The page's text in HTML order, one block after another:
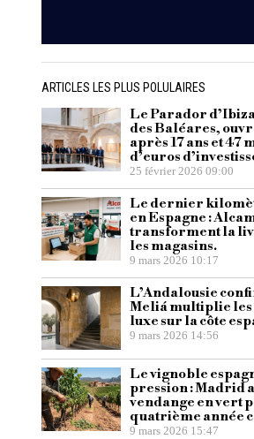
ARTICLES LES PLUS POLULAIRES
Le Parador
des Baléares,
après 17 ans et 47
d’euros
25 février 2026 09:00
Le dernier
en Espagne :
transforment la
les magasins.
9 mars 2026 10:17
L’Andalousie
Meliá multiplie les
luxe sur la côte
9 mars 2026 14:56
Le vignoble
pression : Madrid
vendange en vert
quatrième année
9 mars 2026 15:47